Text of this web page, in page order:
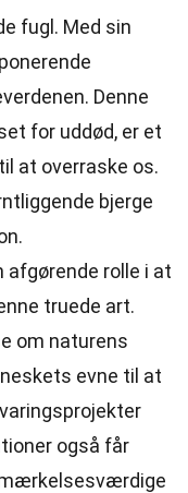
fugl. Med sin
Denne
for uddød, er et
at overraske os.
bjerge
afgørende rolle i at
truede art.
om naturens
evne til at
også får